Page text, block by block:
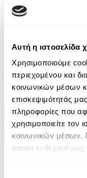
Αυτή η ιστοσελίδα
Χρησιμοποιούμε
περιεχομένου και
κοινωνικών μέσων
επισκεψιμότητάς
πληροφορίες που
χρησιμοποιείτε τον
κοινωνικών μέσων,
οποίοι
eBook
Rebecca Yarros